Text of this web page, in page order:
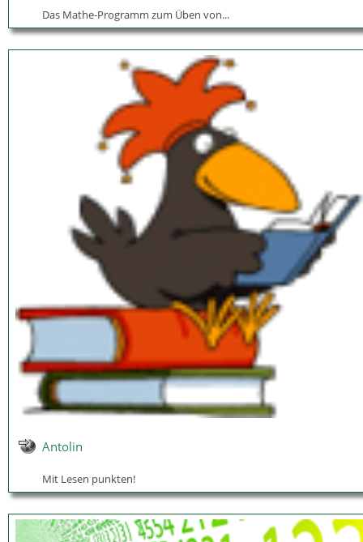
Das Mathe-Programm zum Üben von...
Antolin
Mit Lesen punkten!